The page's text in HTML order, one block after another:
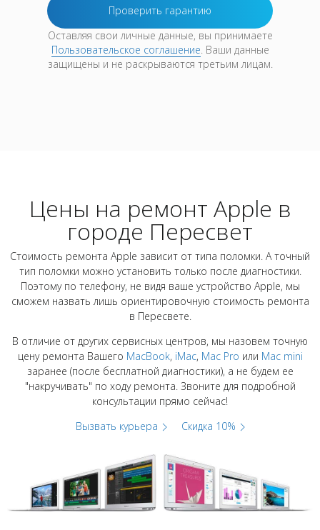
Оставляя свои личные данные, вы принимаете
Пользовательское соглашение. Ваши данные
защищены и не раскрываются третьим лицам.
Цены на ремонт Apple в
городе Пересвет
Стоимость ремонта Apple зависит от типа поломки. А точный
тип поломки можно установить только после диагностики.
Поэтому по телефону, не видя ваше устройство Apple, мы
сможем назвать лишь ориентировочную стоимость ремонта
в Пересвете.
В отличие от других сервисных центров, мы назовем точную
цену ремонта Вашего MacBook, iMac, Mac Pro или Mac mini
заранее (после бесплатной диагностики), а не будем ее
"накручивать" по ходу ремонта. Звоните для подробной
консультации прямо сейчас!
Вызвать курьера
Скидка 10%